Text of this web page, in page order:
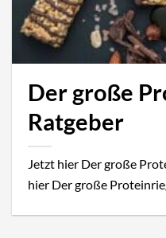
Der große
Ratgeber
Jetzt hier Der große
hier Der große